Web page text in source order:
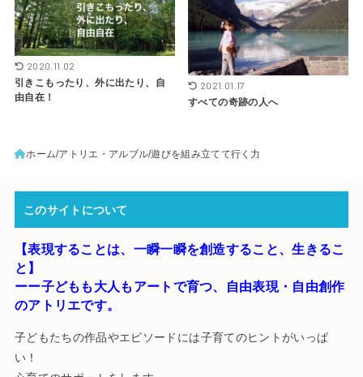
2020.11.02
引きこもったり、外に出たり、自
由自在！
2021.01.17
すべての奇跡の人へ
ホーム アトリエ・アルブル 遊びを組み立てて行く力
このサイトについて
【表現することは、一瞬一瞬を創造すること、生きるこ
と】
ーー子どもも大人もアートで育つ、
自由表現・自由創作
のアトリエです。
子どもたちの作品やエピソードには子育てのヒントがいっぱ
い！